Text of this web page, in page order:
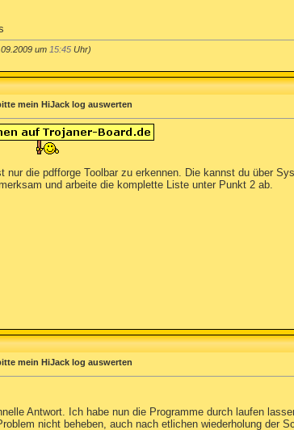
um 15:45 Uhr)
mein HiJack log auswerten
nur die pdfforge Toolbar zu erkennen. Die kannst du über
und arbeite die komplette Liste unter Punkt 2 ab.
mein HiJack log auswerten
Antwort. Ich habe nun die Programme durch laufen
nicht beheben, auch nach etlichen wiederholung der